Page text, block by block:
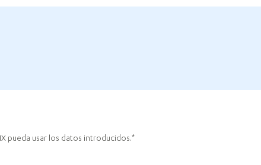
pueda usar los datos introducidos.